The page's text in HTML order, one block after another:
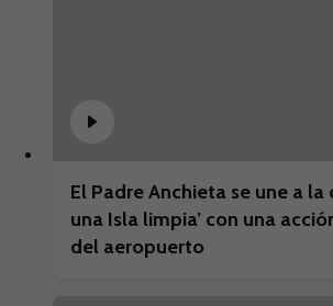
El Padre Anchieta se une a la
una Isla limpia’ con una
del aeropuerto